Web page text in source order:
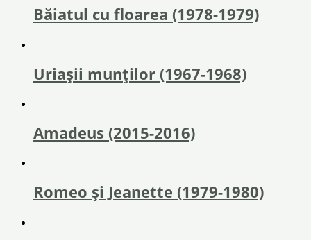
Băiatul cu floarea (1978-1979)
Uriaşii munţilor (1967-1968)
Amadeus (2015-2016)
Romeo și Jeanette (1979-1980)